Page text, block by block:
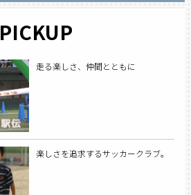
PICKUP
走る楽しさ、仲間とともに
楽しさを追求するサッカークラブ。